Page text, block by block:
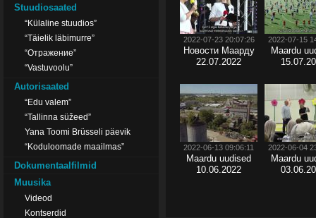
Stuudiosaated
“Külaline stuudios”
“Täielik läbimurre”
“Отражение”
“Vastuvoolu”
Autorisaated
“Edu valem”
“Tallinna süžeed”
Yana Toomi Brüsseli päevik
“Koduloomade maailmas”
Dokumentaalfilmid
Muusika
Videod
Kontserdid
2022-07-23 20:07:26
Новости Маарду
22.07.2022
2022-07-15
Maardu
2022-06-13 09:06:11
Maardu uudised
10.06.2022
2022-06-04
Maardu